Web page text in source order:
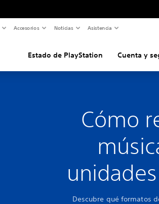
Accesorios Noticias Asistencia
Estado de PlayStation Cuenta y
Cómo
Descubre qué formatos